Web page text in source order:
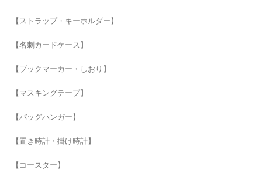
【ストラップ・キーホルダー】
【名刺カードケース】
【ブックマーカー・しおり】
【マスキングテープ】
【バッグハンガー】
【置き時計・掛け時計】
【コースター】